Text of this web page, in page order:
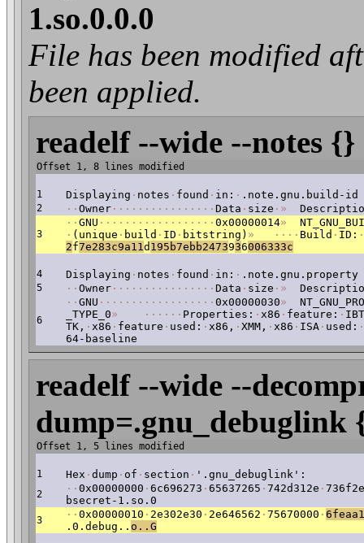
1.so.0.0.0
File has been modified
been applied.
readelf --wide --notes {}
Offset 1, 8 lines modified
1 Displaying · notes · found · in: · .note.gnu.build-id
2 · · Owner · · · · · · · · · · · · · · · · Data · size · »
3
· · GNU · · · · · · · · · · · · · · · · · · 0x00000014»
· (unique · build · ID · bitstring) » · · · · Build · ID: ·
2f7e283c9a11d 195b7ebb2473936006333c
4 Displaying · notes · found · in: · .note.gnu.property
5 · · Owner · · · · · · · · · · · · · · · · Data · size · »
6
· · GNU · · · · · · · · · · · · · · · · · · 0x00000030»
_TYPE_0» · · · · · · Properties: · x86 · feature: ·
TK, · x86 · feature · used: · x86, · XMM, · x86 · ISA · used: ·
64-baseline
readelf --wide --
dump=.gnu_debuglink
Offset 1, 5 lines modified
1 Hex · dump · of · section · '.gnu_debuglink':
2 · · 0x00000000 · 6c696273 · 65637265 · 742d312e ·
bsecret-1.so.0
3 · · 0x00000010 · 2e302e30 · 2e646562 · 75670000 ·
.0.debug.. o..G